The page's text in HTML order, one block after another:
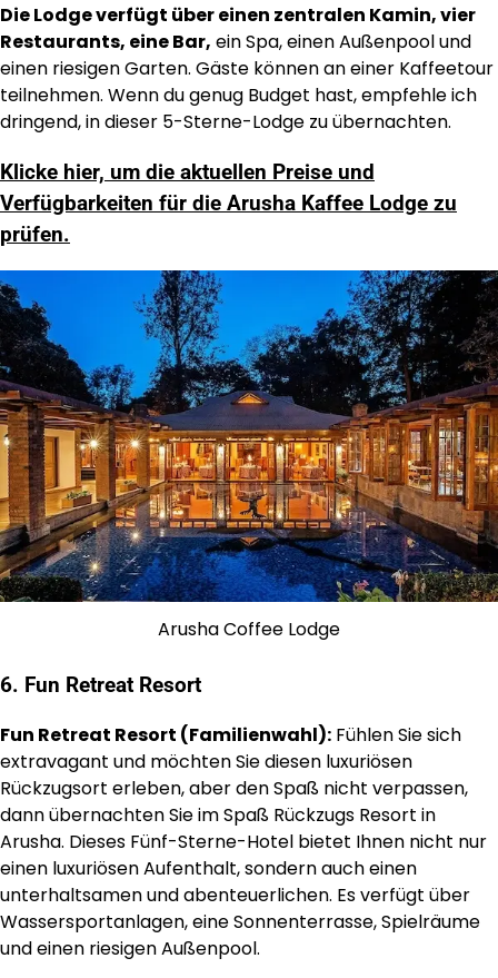
Die Lodge verfügt über einen zentralen Kamin, vier
Restaurants, eine Bar, ein Spa, einen Außenpool und
einen riesigen Garten. Gäste können an einer Kaffeetour
teilnehmen. Wenn du genug Budget hast, empfehle ich
dringend, in dieser 5-Sterne-Lodge zu übernachten.
Klicke hier, um die aktuellen Preise und
Verfügbarkeiten für die Arusha Kaffee Lodge zu
prüfen.
Arusha Coffee Lodge
6. Fun Retreat Resort
Fun Retreat Resort (Familienwahl): Fühlen Sie sich
extravagant und möchten Sie diesen luxuriösen
Rückzugsort erleben, aber den Spaß nicht verpassen,
dann übernachten Sie im Spaß Rückzugs Resort in
Arusha. Dieses Fünf-Sterne-Hotel bietet Ihnen nicht nur
einen luxuriösen Aufenthalt, sondern auch einen
unterhaltsamen und abenteuerlichen. Es verfügt über
Wassersportanlagen, eine Sonnenterrasse, Spielräume
und einen riesigen Außenpool.